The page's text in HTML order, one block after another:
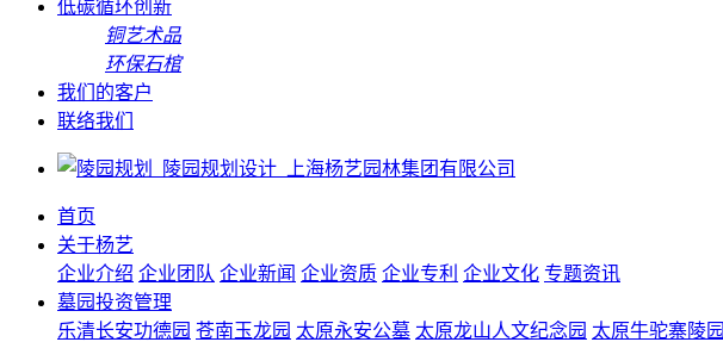
低碳循环创新
铜艺术品
环保石棺
我们的客户
联络我们
首页
关于杨艺
企业介绍 企业团队 企业新闻 企业资质 企业专利 企业文化 专题资讯
墓园投资管理
乐清长安功德园 苍南玉龙园 太原永安公墓 太原龙山人文纪念园 太原牛驼寨陵园